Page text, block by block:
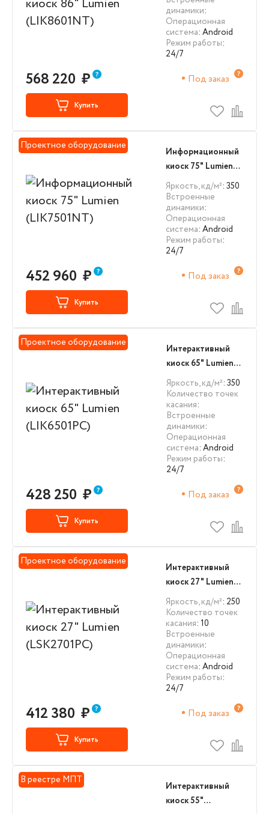
динамики:
Операционная
система: Android
Режим работы:
24/7
568 220 ₽ Под заказ
Купить
Проектное оборудование
Информационный
киоск 75" Lumien
(LIK7501NT)
Яркость, кд/м²: 350
Встроенные
динамики:
Операционная
система: Android
Режим работы:
24/7
452 960 ₽ Под заказ
Купить
Проектное оборудование
Интерактивный
киоск 65" Lumien
(LIK6501PC)
Яркость, кд/м²: 350
Количество точек
касания:
Встроенные
динамики:
Операционная
система: Android
Режим работы:
24/7
428 250 ₽ Под заказ
Купить
Проектное оборудование
Интерактивный
киоск 27" Lumien
(LSK2701PC)
Яркость, кд/м²: 250
Количество точек
касания: 10
Встроенные
динамики:
Операционная
система: Android
Режим работы:
24/7
412 380 ₽ Под заказ
Купить
В реестре МПТ
Интерактивный
киоск 55"